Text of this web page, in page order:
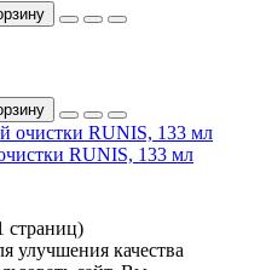
RUNIS, 133 мл
страниц)
улучшения качества